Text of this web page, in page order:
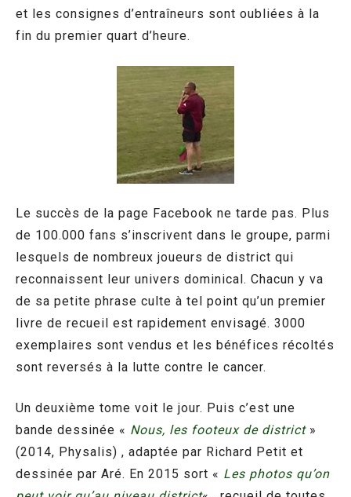
et les consignes d’entraîneurs sont oubliées à la
fin du premier quart d’heure.
Le succès de la page Facebook ne tarde pas. Plus
de 100.000 fans s’inscrivent dans le groupe, parmi
lesquels de nombreux joueurs de district qui
reconnaissent leur univers dominical. Chacun y va
de sa petite phrase culte à tel point qu’un premier
livre de recueil est rapidement envisagé. 3000
exemplaires sont vendus et les bénéfices récoltés
sont reversés à la lutte contre le cancer.
Un deuxième tome voit le jour. Puis c’est une
bande dessinée « Nous, les footeux de district»
(2014, Physalis) , adaptée par Richard Petit et
dessinée par Aré. En 2015 sort « Les photos qu’on